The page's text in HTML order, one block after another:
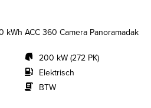
kWh ACC 360 Camera Panoramadak
200 kW (272 PK)
Elektrisch
BTW